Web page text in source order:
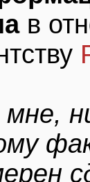
в